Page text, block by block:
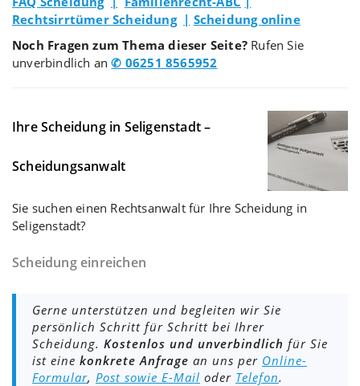
Rechtsirrtümer Scheidung | Scheidung online
Noch Fragen zum Thema dieser Seite? Rufen Sie
unverbindlich an✆ 06251 8565952
Ihre Scheidung in Seligenstadt –
Scheidungsanwalt
Sie suchen einen Rechtsanwalt für Ihre Scheidung in
Seligenstadt?
Scheidung einreichen
Gerne unterstützen und begleiten wir Sie
persönlich Schritt für Schritt bei Ihrer
Scheidung. Kostenlos und unverbindlich für Sie
ist eine konkrete Anfrage an uns per Online-
Formular, Post sowie E-Mail oder Telefon.